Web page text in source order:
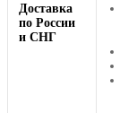
Доставка
по России
и СНГ